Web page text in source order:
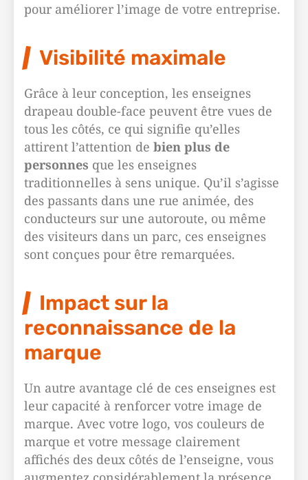
pour améliorer l’image de votre entreprise.
Visibilité maximale
Grâce à leur conception, les enseignes
drapeau double-face peuvent être vues de
tous les côtés, ce qui signifie qu’elles
attirent l’attention de bien plus de
personnes que les enseignes
traditionnelles à sens unique. Qu’il s’agisse
des passants dans une rue animée, des
conducteurs sur une autoroute, ou même
des visiteurs dans un parc, ces enseignes
sont conçues pour être remarquées.
Impact sur la
reconnaissance de la
marque
Un autre avantage clé de ces enseignes est
leur capacité à renforcer votre image de
marque. Avec votre logo, vos couleurs de
marque et votre message clairement
affichés des deux côtés de l’enseigne, vous